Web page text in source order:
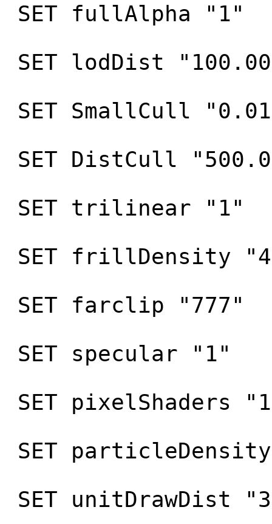
SET fullAlpha "1"
SET lodDist
SET SmallCull
SET DistCull
SET trilinear "1"
SET frillDensity
SET farclip "777"
SET specular "1"
SET pixelShaders
SET
SET unitDrawDist